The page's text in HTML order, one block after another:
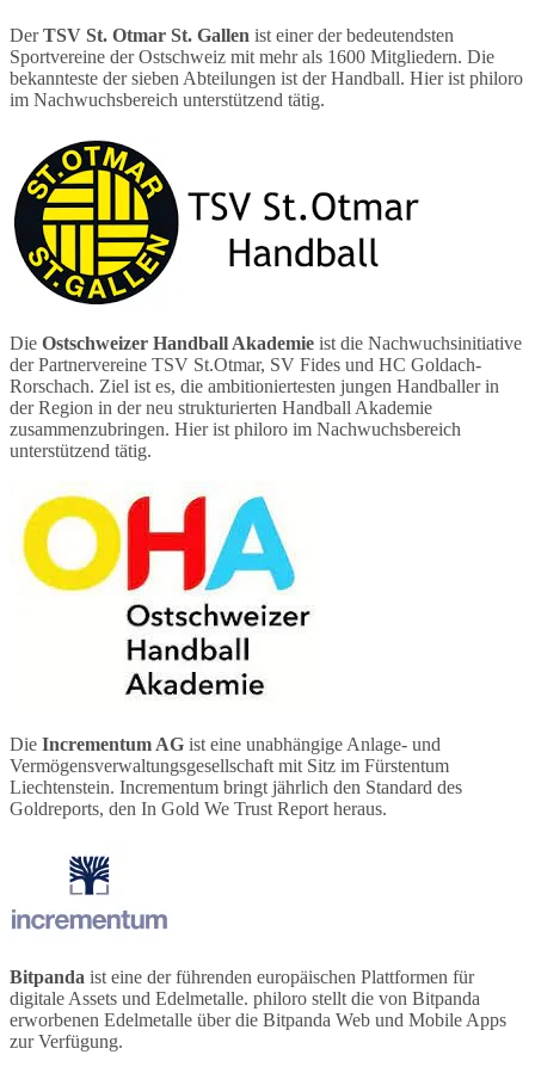
DerTSV St. Otmar St. Gallen ist einer der bedeutendsten
Sportvereine der Ostschweiz mit mehr als 1600 Mitgliedern. Die
bekannteste der sieben Abteilungen ist der Handball. Hier ist philoro
im Nachwuchsbereich unterstützend tätig.
Die Ostschweizer Handball Akademie ist die Nachwuchsinitiative
der Partnervereine TSV St.Otmar, SV Fides und HC Goldach-
Rorschach. Ziel ist es, die ambitioniertesten jungen Handballer in
der Region in der neu strukturierten Handball Akademie
zusammenzubringen. Hier ist philoro im Nachwuchsbereich
unterstützend tätig.
Die Incrementum AG ist eine unabhängige Anlage- und
Vermögensverwaltungsgesellschaft mit Sitz im Fürstentum
Liechtenstein. Incrementum bringt jährlich den Standard des
Goldreports, den In Gold We Trust Report heraus.
Bitpanda ist eine der führenden europäischen Plattformen für
digitale Assets und Edelmetalle. philoro stellt die von Bitpanda
erworbenen Edelmetalle über die Bitpanda Web und Mobile Apps
zur Verfügung.